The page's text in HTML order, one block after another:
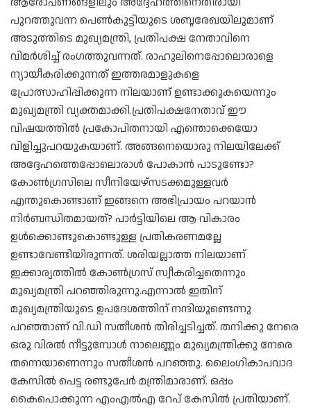
പുറത്തുവന്ന പെണ്‍കുട്ടിയുടെ ശബ്ദരേഖയിലുമാണ്
അടുത്തിടെ മുഖ്യമന്ത്രി, പ്രതിപക്ഷ നേതാവിനെ
വിമര്‍ശിച്ച് രംഗത്തുവന്നത്. രാഹുലിനെപ്പോലൊരാളെ
ന്യായീകരിക്കുന്നത് ഇത്തരമാളുകളെ
പ്രോത്സാഹിപ്പിക്കുന്ന നിലയാണ് ഉണ്ടാക്കുകയെന്നും
മുഖ്യമന്ത്രി വ്യക്തമാക്കി.പ്രതിപക്ഷനേതാവ് ഈ
വിഷയത്തില്‍ പ്രകോപിതനായി എന്തൊക്കെയോ
വിളിച്ചുപറയുകയാണ്. അങ്ങനെയൊരു നിലയിലേക്ക്
അദ്ദേഹത്തെപ്പോലൊരാള്‍ പോകാന്‍ പാടുണ്ടോ?
കോണ്‍ഗ്രസിലെ സീനിയേഴ്സടക്കമുള്ളവര്‍
എന്തുകൊണ്ടാണ് ഇങ്ങനെ അഭിപ്രായം പറയാന്‍
നിര്‍ബന്ധിതമായത്? പാര്‍ട്ടിയിലെ ആ വികാരം
ഉള്‍ക്കൊണ്ടുകൊണ്ടുള്ള പ്രതികരണമല്ലേ
ഉണ്ടാവേണ്ടിയിരുന്നത്. ശരിയല്ലാത്ത നിലയാണ്
ഇക്കാര്യത്തില്‍ കോണ്‍ഗ്രസ് സ്വീകരിച്ചതെന്നും
മുഖ്യമന്ത്രി പറഞ്ഞിരുന്നു.എന്നാല്‍ ഇതിന്
മുഖ്യമന്ത്രിയുടെ ഉപദേശത്തിന് നന്ദിയുണ്ടെന്നു
പറഞ്ഞാണ് വി.ഡി സതീശന്‍ തിരിച്ചടിച്ചത്. തനിക്കു നേരെ
ഒരു വിരല്‍ നീട്ടുമ്പോള്‍ നാലെണ്ണം മുഖ്യമന്ത്രിക്കു നേരെ
തന്നെയാണെന്നും സതീശന്‍ പറഞ്ഞു. ലൈംഗികാപവാദ
കേസില്‍ പെട്ട രണ്ടുപേര്‍ മന്ത്രിമാരാണ്. ഒപ്പം
കൈപൊക്കുന്ന എംഎല്‍എ റേപ് കേസില്‍ പ്രതിയാണ്.